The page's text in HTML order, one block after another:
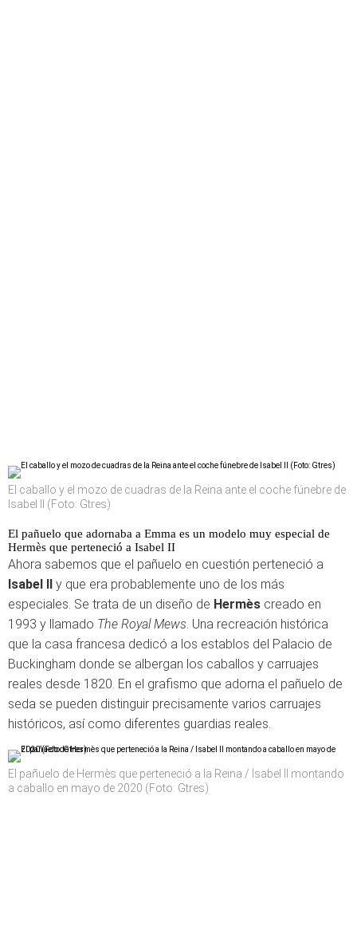
El caballo y el mozo de cuadras de la Reina ante el coche fúnebre de
Isabel II (Foto: Gtres)
El pañuelo que adornaba a Emma es un modelo muy especial de
Hermès que perteneció a Isabel II
Ahora sabemos que el pañuelo en cuestión perteneció a
Isabel II y que era probablemente uno de los más
especiales. Se trata de un diseño de Hermès creado en
1993 y llamado The Royal Mews. Una recreación histórica
que la casa francesa dedicó a los establos del Palacio de
Buckingham donde se albergan los caballos y carruajes
reales desde 1820. En el grafismo que adorna el pañuelo de
seda se pueden distinguir precisamente varios carruajes
históricos, así como diferentes guardias reales.
El pañuelo de Hermès que perteneció a la Reina / Isabel II montando
a caballo en mayo de 2020 (Foto: Gtres)